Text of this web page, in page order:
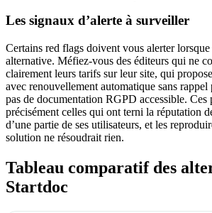
Les signaux d’alerte à surveiller
Certains red flags doivent vous alerter
alternative. Méfiez-vous des éditeurs qui ne
clairement leurs tarifs sur leur site, qui
avec renouvellement automatique sans
pas de documentation RGPD accessible. Ces
précisément celles qui ont terni la réputation
d’une partie de ses utilisateurs, et les
solution ne résoudrait rien.
Tableau comparatif des
Startdoc